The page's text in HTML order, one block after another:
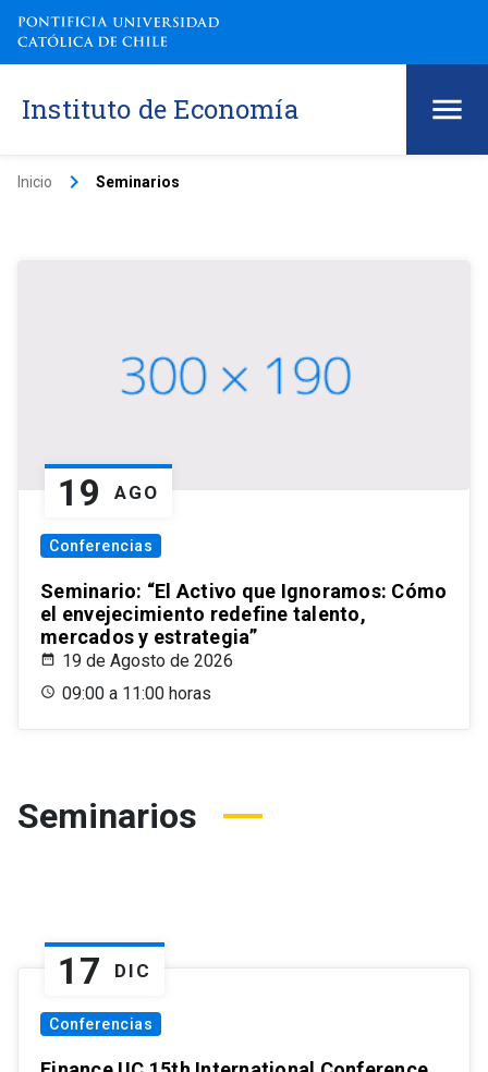
Instituto de Economía
Inicio keyboard_arrow_right Seminarios
19 AGO
Conferencias
Seminario: “El Activo que Ignoramos: Cómo
el envejecimiento redefine talento,
mercados y estrategia”
19 de Agosto de 2026
09:00 a 11:00 horas
Seminarios
17 DIC
Conferencias